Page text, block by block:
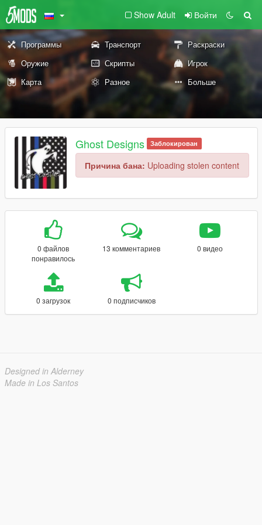
Show Adult Войти
Программы Транспорт
Раскраски
Оружие
Скрипты
Игрок
Карта
Разное Больше
Ghost Designs Заблокирован
Причина бана: Uploading stolen content
0 файлов
понравилось
13 комментариев 0 видео
0 загрузок 0 подписчиков
Designed in Alderney
Made in Los Santos